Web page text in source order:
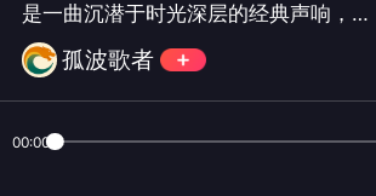
是一曲沉潜于时光深层的经典声响，源
自西域的风土气息，在悠远的旋律线条
中凝结着真挚而炽烈的情感记忆，承载
着一代人内心深处的温度与信念。作品
伏的旋律弧线，构筑出富于歌唱性的声
孤波歌者
00:00